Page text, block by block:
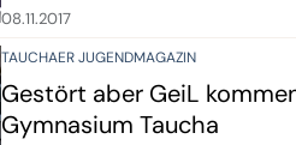
08.11.2017
TAUCHAER JUGENDMAGAZIN
Gestört aber GeiL
Gymnasium Taucha